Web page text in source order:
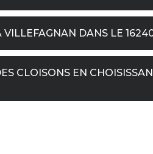
DANS LE
CLOISONS EN